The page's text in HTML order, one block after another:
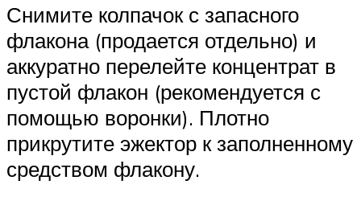
Снимите колпачок с запасного
флакона (продается отдельно) и
аккуратно перелейте концентрат в
пустой флакон (рекомендуется с
помощью воронки). Плотно
прикрутите эжектор к заполненному
средством флакону.